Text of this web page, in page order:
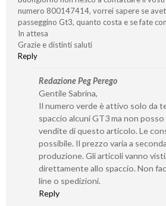
numero 800147414, vorrei sapere se
passeggino Gt3, quanto costa e se fate
In attesa
Grazie e distinti saluti
Reply
Redazione Peg Perego
Gentile Sabrina,
Il numero verde è attivo solo da
spaccio alcuni GT3 ma non
vendite di questo articolo. Le
possibile. Il prezzo varia a
produzione. Gli articoli vanno
direttamente allo spaccio. Non
line o spedizioni.
Reply